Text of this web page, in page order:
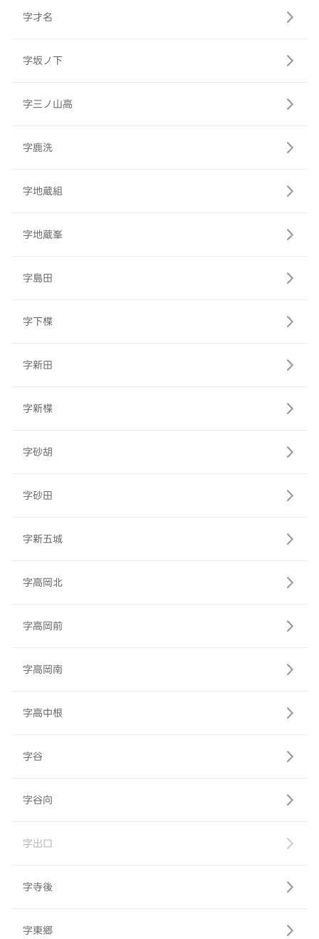
字才名
字坂ノ下
字三ノ山高
字鹿洗
字地蔵組
字地蔵峯
字島田
字下楪
字新田
字新楪
字砂胡
字砂田
字新五城
字高岡北
字高岡前
字高岡南
字高中根
字谷
字谷向
字出口
字寺後
字東郷